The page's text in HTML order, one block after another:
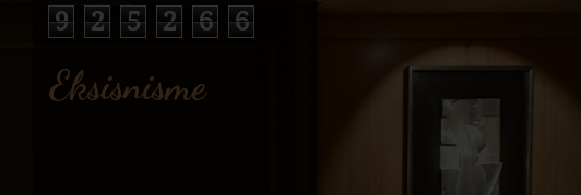
9 2 5 2 6 6
Eksisnisme